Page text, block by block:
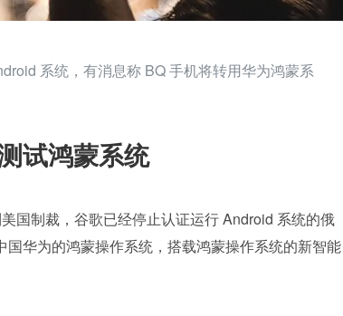
系统，有消息称 BQ 手机将转用华为鸿蒙系
试鸿蒙系统
美国制裁，谷歌已经停止认证运行 Android 系统的俄
华为的鸿蒙操作系统，搭载鸿蒙操作系统的新智能